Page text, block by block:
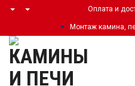
Оплата и
Монтаж камина,